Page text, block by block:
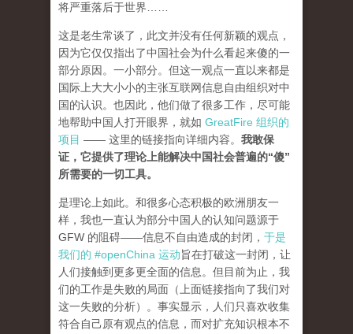
将严重落后于世界……
这是老生常谈了，此文并没有任何新颖的观点，
因为它仅仅指出了中国社会为什么看起来傻的一
部分原因。一小部分。但这一观点一直以来都是
国际上大大小小的主张互联网信息自由组织对中
国的认识。也因此，他们做了很多工作，尽可能
地帮助中国人打开眼界，就如 GreatFire 组织的
项目 —— 这里的链接指向详细内容。 我敢保
证，它提供了理论上能解决中国社会普遍的“傻”
所需要的一切工具。
是理论上如此。和很多心态积极的欧洲朋友一
样，我也一直认为部分中国人的认知问题源于
GFW 的阻碍——信息不自由造成的封闭， 于是
我们的 #openChina 运动旨在打破这一封闭，让
人们接触到更多更全面的信息。但目前为止，我
们的工作是失败的局面（ 上面链接指向了我们对
这一失败的分析）。事实显示，人们只喜欢收集
符合自己原有观点的信息，而对扩充知识根本不